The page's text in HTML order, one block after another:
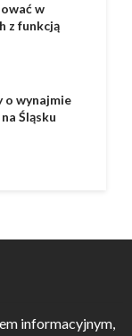
w
z funkcją
o wynajmie
Śląsku
informacyjnym,